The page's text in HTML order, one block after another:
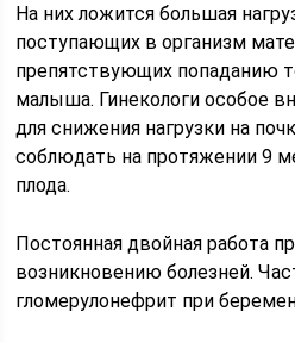
На них ложится большая
поступающих в организм
препятствующих попаданию
малыша. Гинекологи особое
для снижения нагрузки на
соблюдать на протяжении 9
плода.
Постоянная двойная работа
возникновению болезней.
гломерулонефрит при